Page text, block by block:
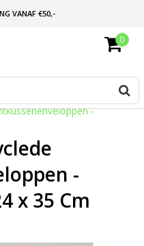
VANAF €50,-
DAGEN BEDENKTIJD
0
-
-
x 35 Cm